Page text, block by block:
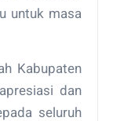
untuk masa
Kabupaten
dan
seluruh